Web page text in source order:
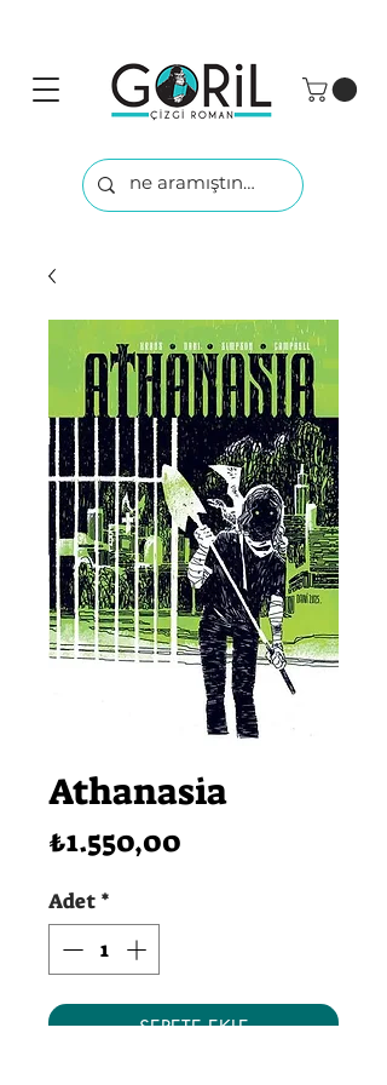
Athanasia
₺1.550,00
Adet *
SEPETE EKLE